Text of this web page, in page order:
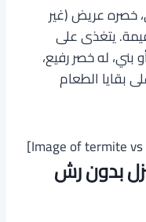
خصره عريض (غير
يتغذى على
له خصر رفيع،
بقايا الطعام
بدون رش